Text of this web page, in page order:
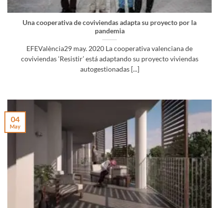
Una cooperativa de coviviendas adapta su proyecto por la
pandemia
EFEValència29 may. 2020 La cooperativa valenciana de
coviviendas ‘Resistir’ está adaptando su proyecto viviendas
autogestionadas [...]
04
May